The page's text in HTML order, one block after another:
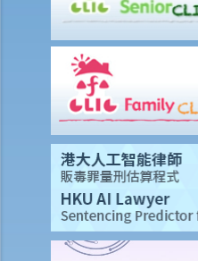
a. 由授權人撤銷持久授權
1. 我於數年前簽署了一份持久授
最近我注意到他沉溺賭博，我已
兒作為受權人。我應該怎樣做？
b. 其他情況下撤銷持久授權
8. 持久授權書的主要優點
訂立持久授權書的要求和步驟
1. 採用訂明格式
a. 訂明格式
b. 表格1或表格2？